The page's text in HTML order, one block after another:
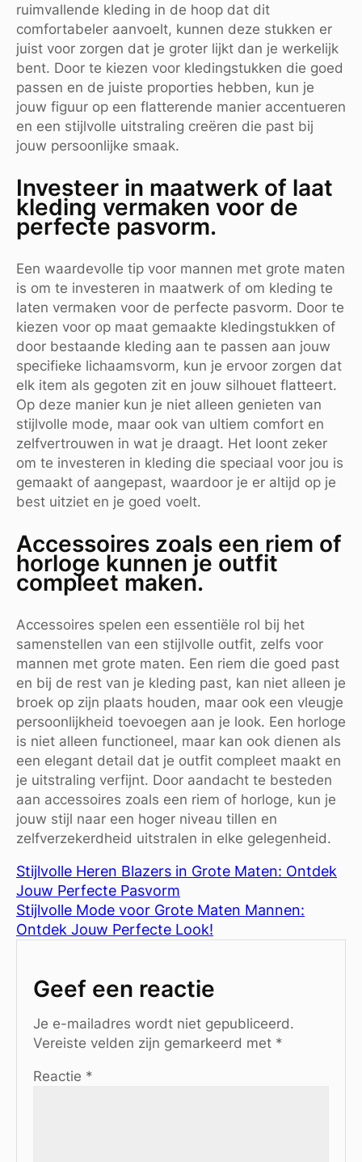
ruimvallende kleding in de hoop dat dit
comfortabeler aanvoelt, kunnen deze stukken er
juist voor zorgen dat je groter lijkt dan je werkelijk
bent. Door te kiezen voor kledingstukken die goed
passen en de juiste proporties hebben, kun je
jouw figuur op een flatterende manier accentueren
en een stijlvolle uitstraling creëren die past bij
jouw persoonlijke smaak.
Investeer in maatwerk of laat
kleding vermaken voor de
perfecte pasvorm.
Een waardevolle tip voor mannen met grote maten
is om te investeren in maatwerk of om kleding te
laten vermaken voor de perfecte pasvorm. Door te
kiezen voor op maat gemaakte kledingstukken of
door bestaande kleding aan te passen aan jouw
specifieke lichaamsvorm, kun je ervoor zorgen dat
elk item als gegoten zit en jouw silhouet flatteert.
Op deze manier kun je niet alleen genieten van
stijlvolle mode, maar ook van ultiem comfort en
zelfvertrouwen in wat je draagt. Het loont zeker
om te investeren in kleding die speciaal voor jou is
gemaakt of aangepast, waardoor je er altijd op je
best uitziet en je goed voelt.
Accessoires zoals een riem of
horloge kunnen je outfit
compleet maken.
Accessoires spelen een essentiële rol bij het
samenstellen van een stijlvolle outfit, zelfs voor
mannen met grote maten. Een riem die goed past
en bij de rest van je kleding past, kan niet alleen je
broek op zijn plaats houden, maar ook een vleugje
persoonlijkheid toevoegen aan je look. Een horloge
is niet alleen functioneel, maar kan ook dienen als
een elegant detail dat je outfit compleet maakt en
je uitstraling verfijnt. Door aandacht te besteden
aan accessoires zoals een riem of horloge, kun je
jouw stijl naar een hoger niveau tillen en
zelfverzekerdheid uitstralen in elke gelegenheid.
Stijlvolle Heren Blazers in Grote Maten: Ontdek
Jouw Perfecte Pasvorm
Stijlvolle Mode voor Grote Maten Mannen:
Ontdek Jouw Perfecte Look!
Geef een reactie
Je e-mailadres wordt niet gepubliceerd.
Vereiste velden zijn gemarkeerd met *
Reactie *